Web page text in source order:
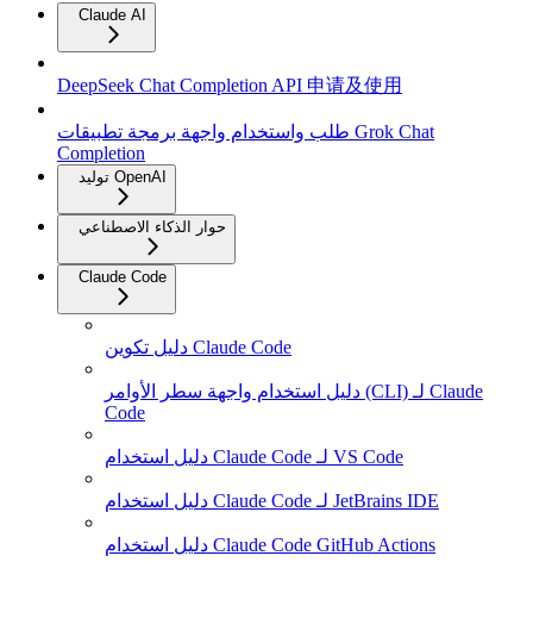
Claude AI
DeepSeek Chat Completion API 申请及使用
طلب واستخدام واجهة برمجة تطبيقات Grok Chat
Completion
توليد OpenAI
حوار الذكاء الاصطناعي
Claude Code
دليل تكوين Claude Code
دليل استخدام واجهة سطر الأوامر (CLI) لـ Claude
Code
دليل استخدام Claude Code لـ VS Code
دليل استخدام Claude Code لـ JetBrains IDE
دليل استخدام Claude Code GitHub Actions